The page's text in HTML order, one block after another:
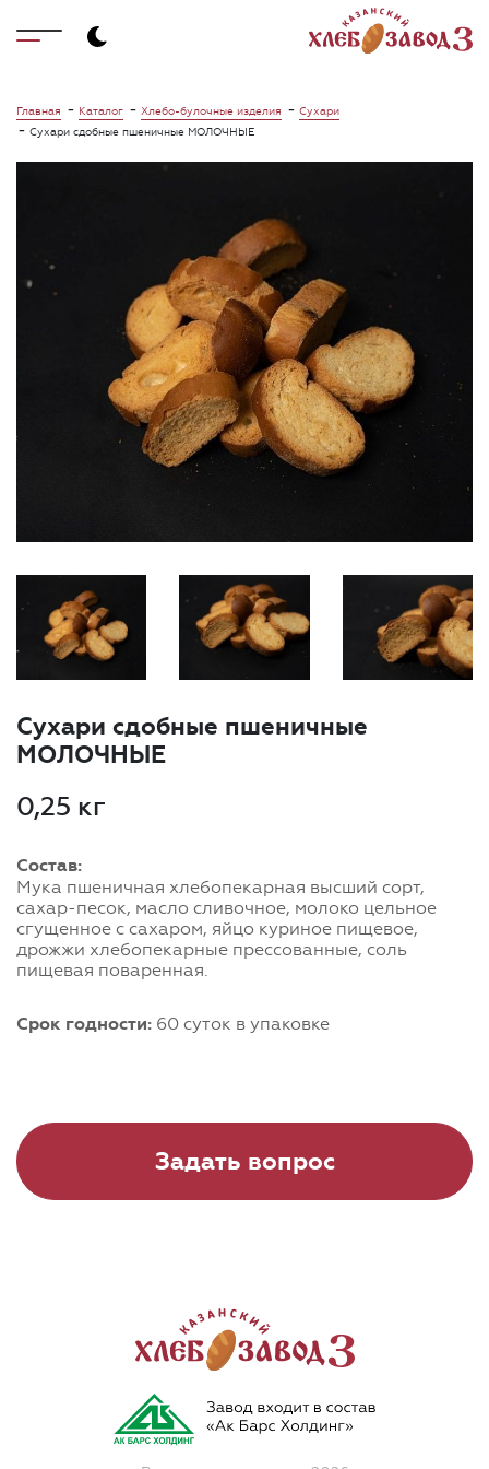
Главная - Каталог - Хлебо-булочные изделия - Сухари
- Сухари сдобные пшеничные МОЛОЧНЫЕ
Сухари сдобные пшеничные
МОЛОЧНЫЕ
0,25 кг
Состав:
Мука пшеничная хлебопекарная высший сорт,
сахар-песок, масло сливочное, молоко цельное
сгущенное с сахаром, яйцо куриное пищевое,
дрожжи хлебопекарные прессованные, соль
пищевая поваренная.
Срок годности: 60 суток в упаковке
Задать вопрос